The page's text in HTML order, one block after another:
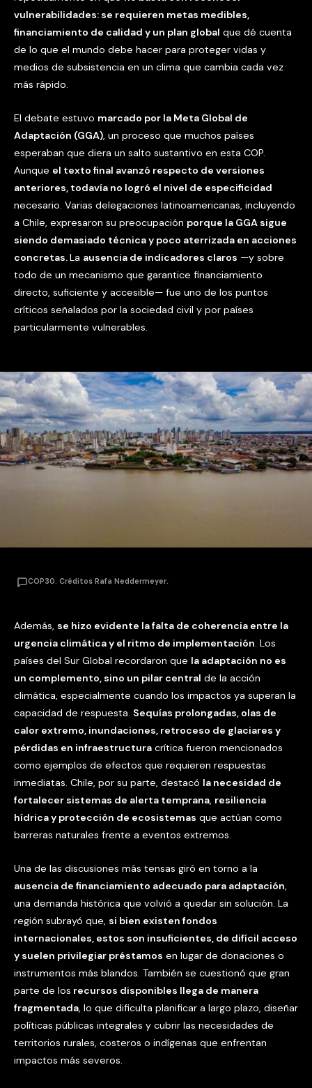
vulnerabilidades: se requieren metas medibles,
financiamiento de calidad y un plan global que dé cuenta
de lo que el mundo debe hacer para proteger vidas y
medios de subsistencia en un clima que cambia cada vez
más rápido.
El debate estuvo marcado por la Meta Global de
Adaptación (GGA), un proceso que muchos países
esperaban que diera un salto sustantivo en esta COP.
Aunque el texto final avanzó respecto de versiones
anteriores, todavía no logró el nivel de especificidad
necesario. Varias delegaciones latinoamericanas, incluyendo
a Chile, expresaron su preocupación porque la GGA sigue
siendo demasiado técnica y poco aterrizada en acciones
concretas.La ausencia de indicadores claros —y sobre
todo de un mecanismo que garantice financiamiento
directo, suficiente y accesible— fue uno de los puntos
críticos señalados por la sociedad civil y por países
particularmente vulnerables.
COP30. Créditos Rafa Neddermeyer.
Además, se hizo evidente la falta de coherencia entre la
urgencia climática y el ritmo de implementación. Los
países del Sur Global recordaron que la adaptación no es
un complemento, sino un pilar central de la acción
climática, especialmente cuando los impactos ya superan la
capacidad de respuesta. Sequías prolongadas, olas de
calor extremo, inundaciones, retroceso de glaciares y
pérdidas en infraestructura crítica fueron mencionados
como ejemplos de efectos que requieren respuestas
inmediatas. Chile, por su parte, destacó la necesidad de
fortalecer sistemas de alerta temprana, resiliencia
hídrica y protección de ecosistemas que actúan como
barreras naturales frente a eventos extremos.
Una de las discusiones más tensas giró en torno a la
ausencia de financiamiento adecuado para adaptación
una demanda histórica que volvió a quedar sin solución. La
región subrayó que, si bien existen fondos
internacionales, estos son insuficientes, de difícil acceso
y suelen privilegiar préstamos en lugar de donaciones o
instrumentos más blandos. También se cuestionó que gran
parte de los recursos disponibles llega de manera
fragmentada , lo que dificulta planificar a largo plazo, diseñar
políticas públicas integrales y cubrir las necesidades de
territorios rurales, costeros o indígenas que enfrentan
impactos más severos.